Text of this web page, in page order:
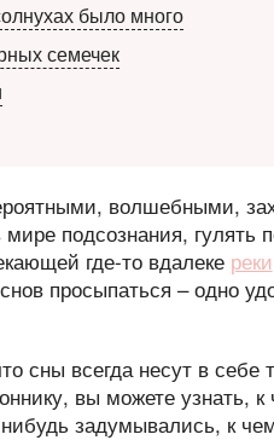
было много
семечек
волшебными,
мире подсознания,
где-то вдалеке реки
просыпаться – одно
сны всегда несут в
вы можете узнать,
задумывались, к